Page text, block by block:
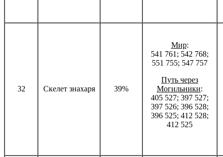
32 Скелет знахаря 39%
Мир:
541 761; 542 768;
551 755; 547 757
Путь через
Могильники:
405 527; 397 527;
397 526; 396 528;
396 525; 412 528;
412 525